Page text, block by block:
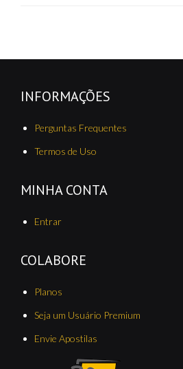
INFORMAÇÕES
Perguntas Frequentes
Termos de Uso
MINHA CONTA
Entrar
COLABORE
Planos
Seja um Usuário Premium
Envie Apostilas